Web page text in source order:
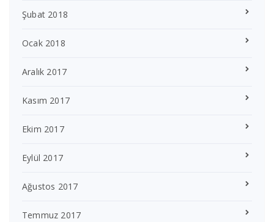
Şubat 2018
Ocak 2018
Aralık 2017
Kasım 2017
Ekim 2017
Eylül 2017
Ağustos 2017
Temmuz 2017